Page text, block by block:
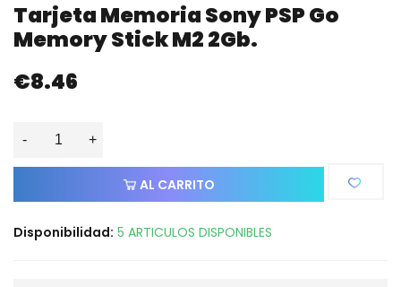
Tarjeta Memoria Sony PSP Go
Memory Stick M2 2Gb.
€8.46
- +
AL CARRITO
Disponibilidad: 5 ARTICULOS DISPONIBLES